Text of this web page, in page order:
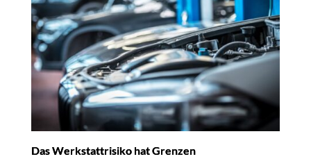
Das Werkstattrisiko hat Grenzen